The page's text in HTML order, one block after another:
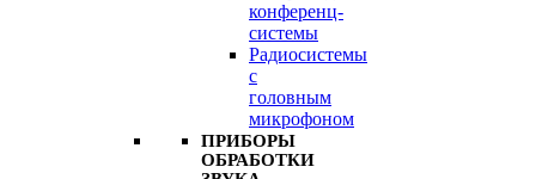
конференц-
системы
Радиосистемы
с
головным
микрофоном
ПРИБОРЫ
ОБРАБОТКИ